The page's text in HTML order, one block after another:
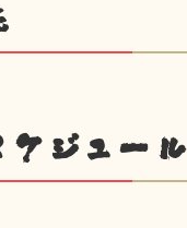
ケジュール